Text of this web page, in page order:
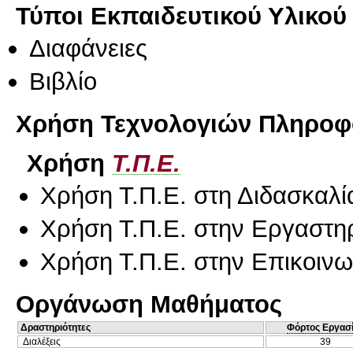
Τύποι Εκπαιδευτικού Υλικού
Διαφάνειες
Βιβλίο
Χρήση Τεχνολογιών
Χρήση Τ.Π.Ε.
Χρήση Τ.Π.Ε. στη
Χρήση Τ.Π.Ε. στην
Χρήση Τ.Π.Ε. στην
Οργάνωση Μαθήματος
Δραστηριότητες
Φόρτος
Διαλέξεις
39